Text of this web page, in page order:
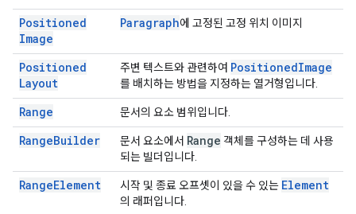
Positioned
Image
Paragraph에 고정된 고정 위치 이미지
Positioned
Layout
주변 텍스트와 관련하여 PositionedImage
를 배치하는 방법을 지정하는 열거형입니다.
Range 문서의 요소 범위입니다.
RangeBuilder 문서 요소에서 Range 객체를 구성하는 데 사용
되는 빌더입니다.
RangeElement 시작 및 종료 오프셋이 있을 수 있는 Element
의 래퍼입니다.